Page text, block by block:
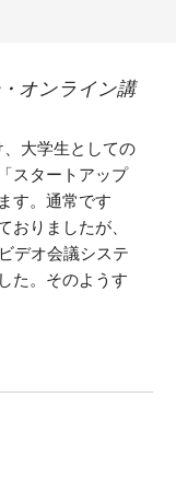
オンライン講
大学生としての
スタートアップ
す。通常です
りましたが、
デオ会議システ
た。そのようす